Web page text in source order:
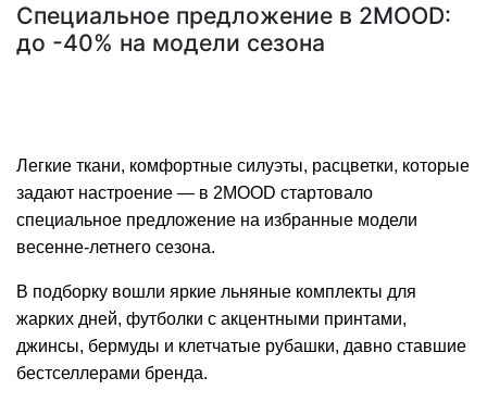
Специальное предложение в 2MOOD:
до -40% на модели сезона
Легкие ткани, комфортные силуэты, расцветки, которые
задают настроение — в 2MOOD стартовало
специальное предложение на избранные модели
весенне-летнего сезона.
В подборку вошли яркие льняные комплекты для
жарких дней, футболки с акцентными принтами,
джинсы, бермуды и клетчатые рубашки, давно ставшие
бестселлерами бренда.